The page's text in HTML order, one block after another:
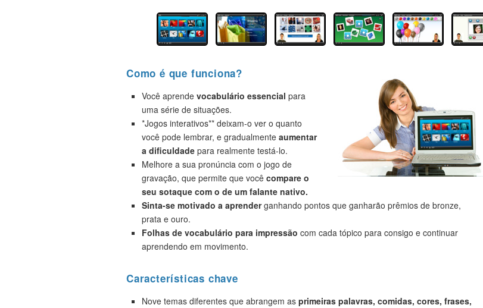
Como é que funciona?
Você aprende vocabulário essencial para
uma série de situações.
*Jogos interativos** deixam-o ver o quanto
você pode lembrar, e gradualmente aumentar
a dificuldade para realmente testá-lo.
Melhore a sua pronúncia com o jogo de
gravação, que permite que você compare o
seu sotaque com o de um falante nativo.
Sinta-se motivado a aprenderganhando pontos que ganharão prêmios de bronze,
prata e ouro.
Folhas de vocabulário para impressão com cada tópico para consigo e continuar
aprendendo em movimento.
Características chave
Nove temas diferentes que abrangem as primeiras palavras, comidas, cores, frases,